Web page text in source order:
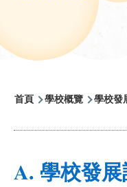
導
連
結
首頁 學校概覽 學校發
A. 學校發